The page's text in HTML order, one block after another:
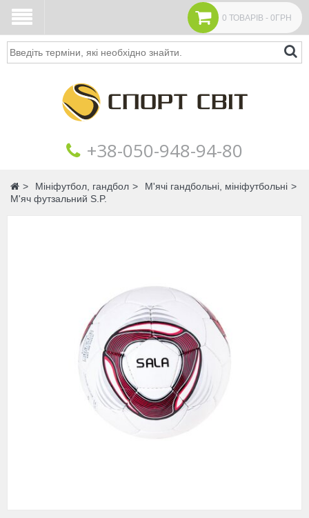
0 ТОВАРІВ - 0ГРН
Пошук
+38‎‎-050-948-94-80
Головна
Мініфутбол, гандбол
М'ячі гандбольні, мініфутбольні
М'яч футзальний S.P.